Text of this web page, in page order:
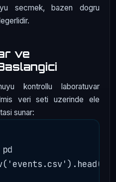
secmek, bazen dogru
ve
kontrollu laboratuvar
veri seti uzerinde ele
sunar: